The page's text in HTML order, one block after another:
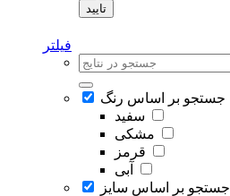
تایید
فیلتر
جستجو بر اساس رنگ
سفید
مشکی
قرمز
آبی
جستجو بر اساس سایز